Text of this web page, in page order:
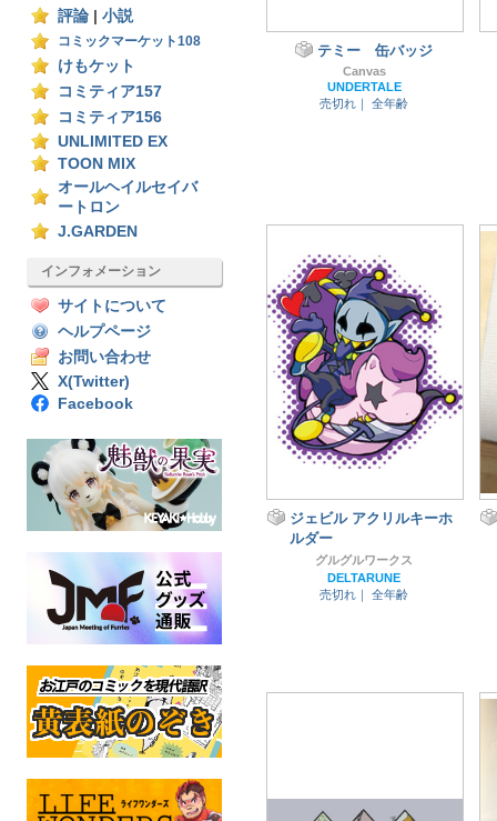
評論
小説
コミックマーケット108
けもケット
コミティア157
コミティア156
UNLIMITED EX
TOON MIX
オールヘイルセイバ
ートロン
J.GARDEN
インフォメーション
サイトについて
ヘルプページ
お問い合わせ
X(Twitter)
Facebook
テミー 缶バッジ
Canvas
UNDERTALE
売切れ｜
全年齢
ジェビル アクリルキーホ
ルダー
グルグルワークス
DELTARUNE
売切れ｜
全年齢